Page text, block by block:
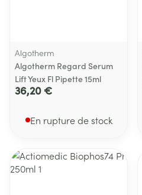
Algotherm
Algotherm Regard Serum
Lift Yeux Fl Pipette 15ml
36,20 €
En rupture de stock